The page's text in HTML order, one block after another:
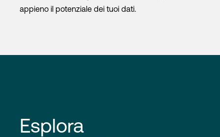
appieno il potenziale dei tuoi dati.
Esplora